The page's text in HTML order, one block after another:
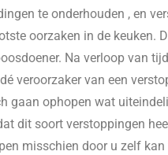
te onderhouden , en
oorzaken in de keuken.
Na verloop van
veroorzaker van een
gaan ophopen wat
dit soort verstoppingen
misschien door u zelf